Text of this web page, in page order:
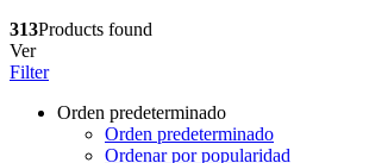
313Products found
Ver
Filter
Orden predeterminado
Orden predeterminado
Ordenar por popularidad